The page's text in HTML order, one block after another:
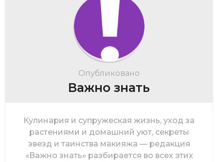
Опубликовано
Важно знать
Кулинария и супружеская жизнь, уход за
растениями и домашний уют, секреты
звезд и таинства макияжа — редакция
«Важно знать» разбирается во всех этих